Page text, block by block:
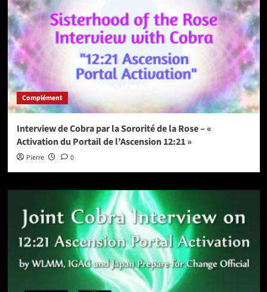
Complément
Interview de Cobra par la Sororité de la Rose – «
Activation du Portail de l’Ascension 12:21 »
Pierre 0